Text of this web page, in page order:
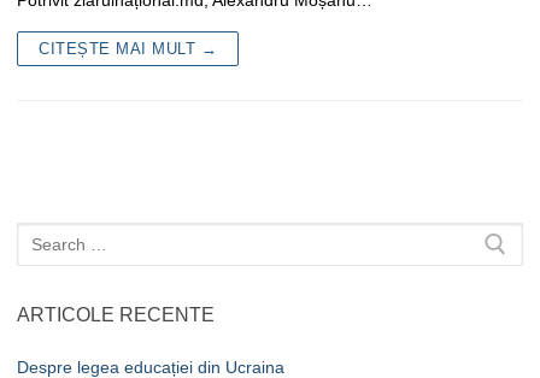
CITEȘTE MAI MULT →
Caută
după:
ARTICOLE RECENTE
Despre legea educației din Ucraina